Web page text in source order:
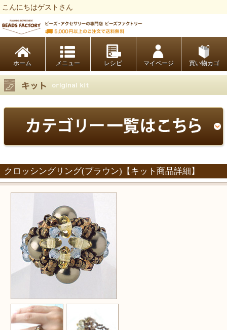
こんにちはゲストさん
ホーム レシピ マイページ 買い物カゴ
クロッシングリング(ブラウン)【キット商品詳細】